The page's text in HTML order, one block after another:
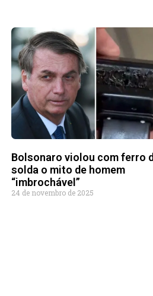
Bolsonaro violou com ferro
solda o mito de homem
“imbrochável”
24 de novembro de 2025